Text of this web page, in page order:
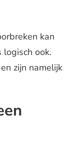
kan
ook.
zijn namelijk